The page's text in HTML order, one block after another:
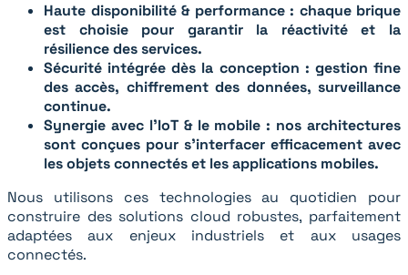
Haute disponibilité & performance : chaque brique
est choisie pour garantir la réactivité et la
résilience des services.
Sécurité intégrée dès la conception : gestion fine
des accès, chiffrement des données, surveillance
continue.
Synergie avec l’IoT & le mobile : nos architectures
sont conçues pour s’interfacer efficacement avec
les objets connectés et les applications mobiles.
Nous utilisons ces technologies au quotidien pour
construire des solutions cloud robustes, parfaitement
adaptées aux enjeux industriels et aux usages
connectés.